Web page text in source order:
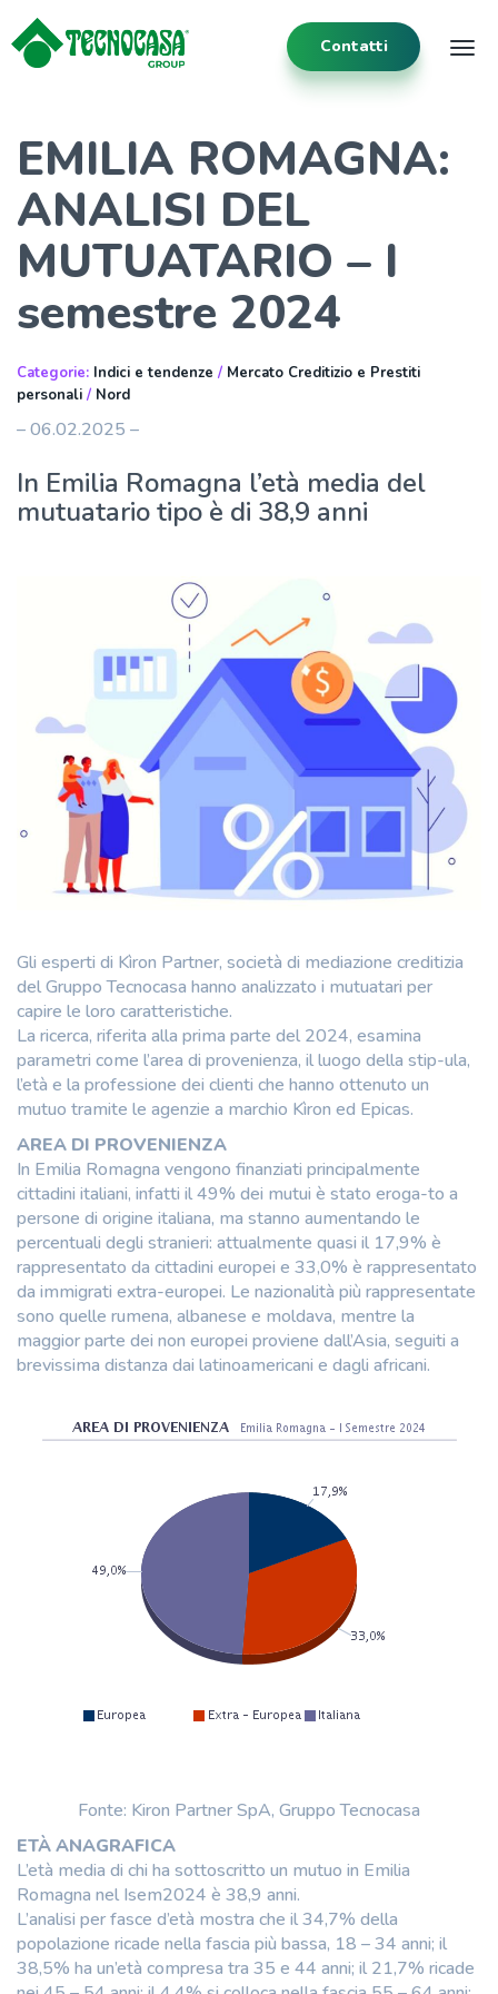
Contatti
EMILIA ROMAGNA:
ANALISI DEL
MUTUATARIO – I
semestre 2024
Categorie: Indici e tendenze / Mercato Creditizio e Prestiti
personali / Nord
– 06.02.2025 –
In Emilia Romagna l’età media del
mutuatario tipo è di 38,9 anni
Gli esperti di Kìron Partner, società di mediazione creditizia
del Gruppo Tecnocasa hanno analizzato i mutuatari per
capire le loro caratteristiche.
La ricerca, riferita alla prima parte del 2024, esamina
parametri come l’area di provenienza, il luogo della stip-ula,
l’età e la professione dei clienti che hanno ottenuto un
mutuo tramite le agenzie a marchio Kìron ed Epicas.
AREA DI PROVENIENZA
In Emilia Romagna vengono finanziati principalmente
cittadini italiani, infatti il 49% dei mutui è stato eroga-to a
persone di origine italiana, ma stanno aumentando le
percentuali degli stranieri: attualmente quasi il 17,9% è
rappresentato da cittadini europei e 33,0% è rappresentato
da immigrati extra-europei. Le nazionalità più rappresentate
sono quelle rumena, albanese e moldava, mentre la
maggior parte dei non europei proviene dall’Asia, seguiti a
brevissima distanza dai latinoamericani e dagli africani.
Fonte: Kiron Partner SpA, Gruppo Tecnocasa
ETÀ ANAGRAFICA
L’età media di chi ha sottoscritto un mutuo in Emilia
Romagna nel Isem2024 è 38,9 anni.
L’analisi per fasce d’età mostra che il 34,7% della
popolazione ricade nella fascia più bassa, 18 – 34 anni; il
38,5% ha un’età compresa tra 35 e 44 anni; il 21,7% ricade